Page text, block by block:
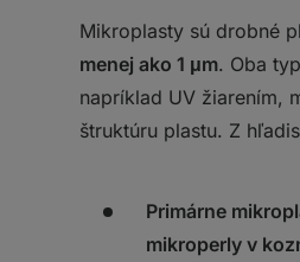
Mikroplasty sú drobné
menej ako 1 μm. Oba
napríklad UV žiarením,
štruktúru plastu. Z
Primárne
mikroperly v